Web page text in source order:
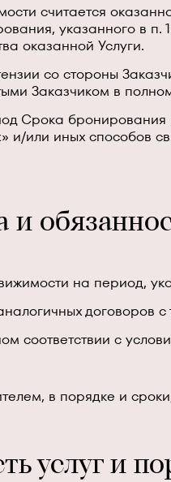
считается
указанного в п.
оказанной Услуги.
со стороны
Заказчиком в
Срока
или иных способов
и
на период,
договоров
соответствии с
в порядке и
услуг и